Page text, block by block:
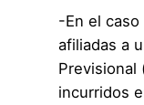
-En el
afiliadas a
Previsional
incurridos